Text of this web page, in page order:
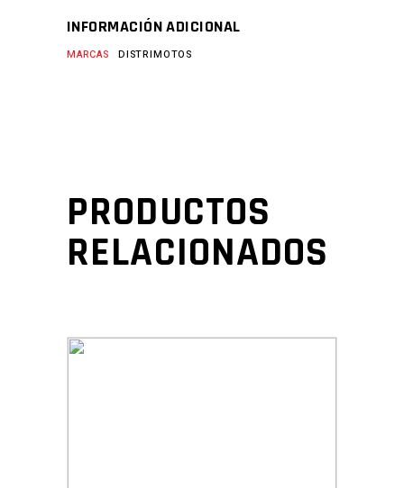
INFORMACIÓN ADICIONAL
MARCAS DISTRIMOTOS
PRODUCTOS
RELACIONADOS